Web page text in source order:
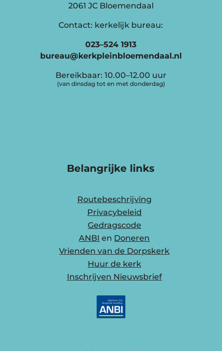
2061 JC Bloemendaal
Contact: kerkelijk bureau:
023–524 1913
bureau@kerkpleinbloemendaal.nl
Bereikbaar: 10.00–12.00 uur
(van dinsdag tot en met donderdag)
Belangrijke links
Routebeschrijving
Privacybeleid
Gedragscode
ANBI en Doneren
Vrienden van de Dorpskerk
Huur de kerk
Inschrijven Nieuwsbrief